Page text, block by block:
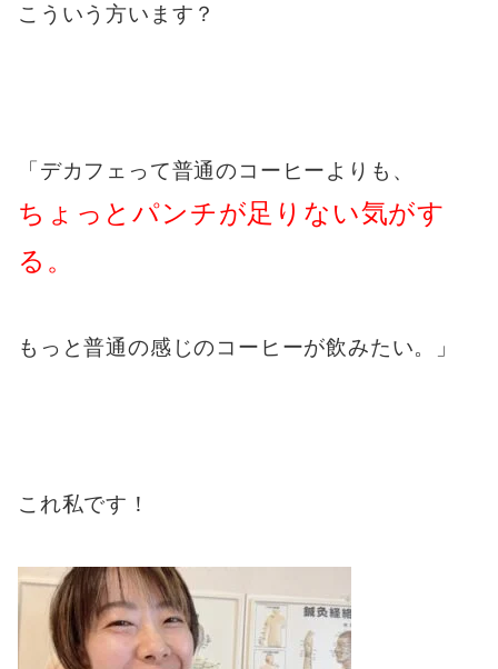
こういう方います？
「デカフェって普通のコーヒーよりも、
ちょっとパンチが足りない気がす
る。
もっと普通の感じのコーヒーが飲みたい。」
これ私です！